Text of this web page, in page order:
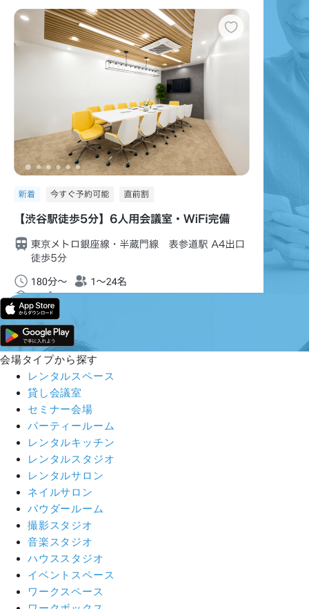
会場タイプから探す
レンタルスペース
貸し会議室
セミナー会場
パーティールーム
レンタルキッチン
レンタルスタジオ
レンタルサロン
ネイルサロン
パウダールーム
撮影スタジオ
音楽スタジオ
ハウススタジオ
イベントスペース
ワークスペース